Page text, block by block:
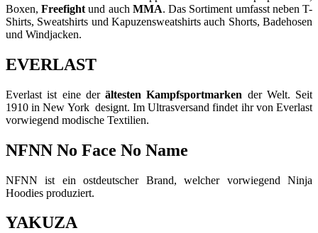
Boxen,Freefight und auch MMA. Das Sortiment umfasst neben T-
Shirts, Sweatshirts und Kapuzensweatshirts auch Shorts, Badehosen
und Windjacken.
EVERLAST
Everlast ist eine der ältesten Kampfsportmarken der Welt. Seit
1910 in New York designt. Im Ultrasversand findet ihr von Everlast
vorwiegend modische Textilien.
NFNN No Face No Name
NFNN ist ein ostdeutscher Brand, welcher vorwiegend Ninja
Hoodies produziert.
YAKUZA